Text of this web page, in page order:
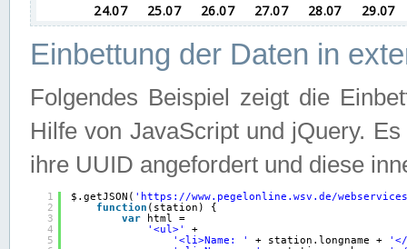
Einbettung der Daten in
Folgendes Beispiel zeigt die
Hilfe von JavaScript und jQuery.
ihre UUID angefordert und diese
1
2
3
4
5
$.getJSON( ' https://www.pegelonline.wsv.de/
function (station) {
var
html =
'<ul>'
+
'<li>Name: '
+ station.longname +